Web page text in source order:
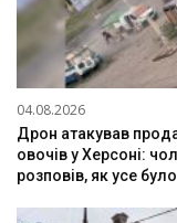
04.08.2026
Дрон атакував
овочів у Херсоні:
розповів, як усе було